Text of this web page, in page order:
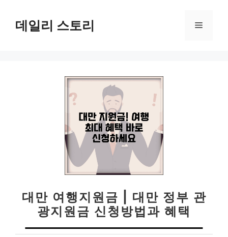
데일리 스토리 메
대만 여행지원금 | 대만 정부 관
광지원금 신청방법과 혜택